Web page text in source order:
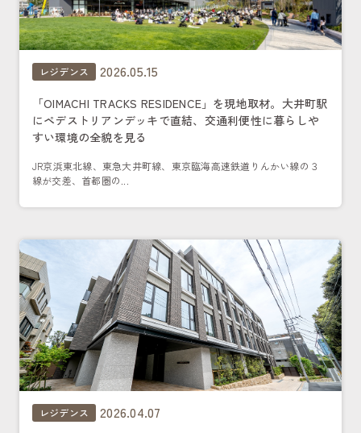
レジデンス 2026.05.15
「OIMACHI TRACKS RESIDENCE」を現地取材。大井町駅
にペデストリアンデッキで直結、交通利便性に暮らしや
すい環境の全貌を見る
JR京浜東北線、東急大井町線、東京臨海高速鉄道りんかい線の３
線が交差、首都圏の...
レジデンス 2026.04.07